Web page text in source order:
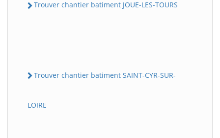
Trouver chantier batiment JOUE-LES-TOURS
Trouver chantier batiment SAINT-CYR-SUR-
LOIRE